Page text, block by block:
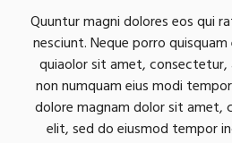
Quuntur magni dolores eos qui
nesciunt. Neque porro
quiaolor sit amet, consectetur,
non numquam eius modi
dolore magnam dolor sit amet,
elit, sed do eiusmod tempor